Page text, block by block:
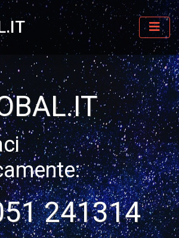
241314